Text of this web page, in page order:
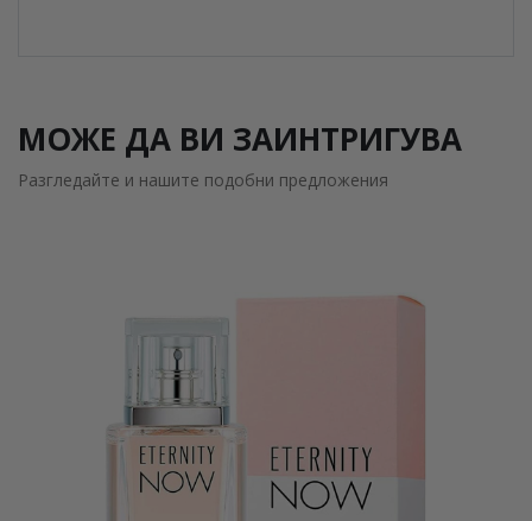
МОЖЕ ДА ВИ ЗАИНТРИГУВА
Разгледайте и нашите подобни предложения